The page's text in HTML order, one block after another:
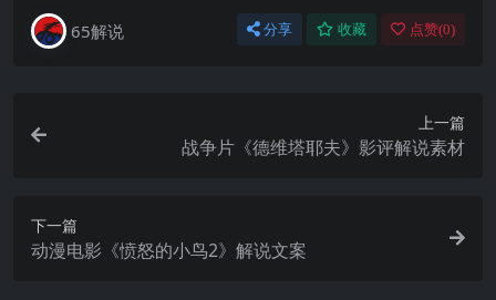
65解说 分享 收藏 点赞(0)
上一篇
战争片《德维塔耶夫》影评解说素材
下一篇
动漫电影《愤怒的小鸟2》解说文案